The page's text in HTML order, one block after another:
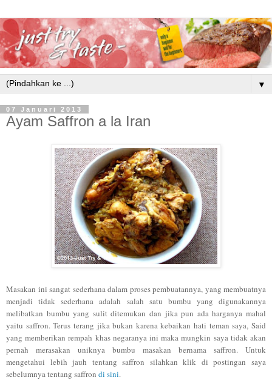
▼
07 Januari 2013
Ayam Saffron a la Iran
Masakan ini sangat sederhana dalam proses pembuatannya, yang membuatnya
menjaditidak sederhana adalah salah satu bumbu yang digunakannya
melibatkan bumbu yang sulit ditemukan dan jika pun ada harganyamahal
yaitu saffron. Terus terang jika bukan karena kebaikan hati teman saya, Said
yang memberikan rempah khas negaranya ini maka mungkin saya tidak akan
pernah merasakan uniknya bumbu masakan bernama saffron. Untuk
mengetahui lebih jauh tentang saffron silahkan klik dipostingan saya
sebelumnya tentang saffron di sini.